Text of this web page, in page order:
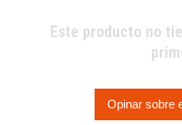
Este producto no
Opinar sobre